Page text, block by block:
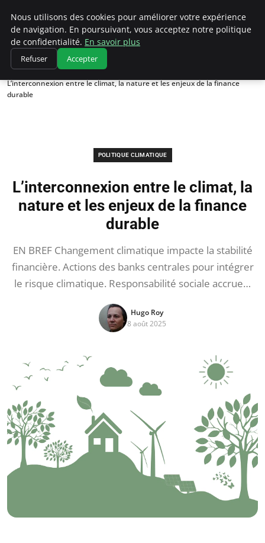
Climatedebtagents
Accueil
Politique climatique
L’interconnexion entre le climat, la nature et les enjeux de la finance
durable
POLITIQUE CLIMATIQUE
L’interconnexion entre le climat, la
nature et les enjeux de la finance
durable
EN BREF Changement climatique impacte la stabilité
financière. Actions des banks centrales pour intégrer
le risque climatique. Responsabilité sociale accrue…
Hugo Roy
8 août 2025
Nous utilisons des cookies pour améliorer votre expérience
de navigation. En poursuivant, vous acceptez notre politique
de confidentialité. En savoir plus
Refuser Accepter